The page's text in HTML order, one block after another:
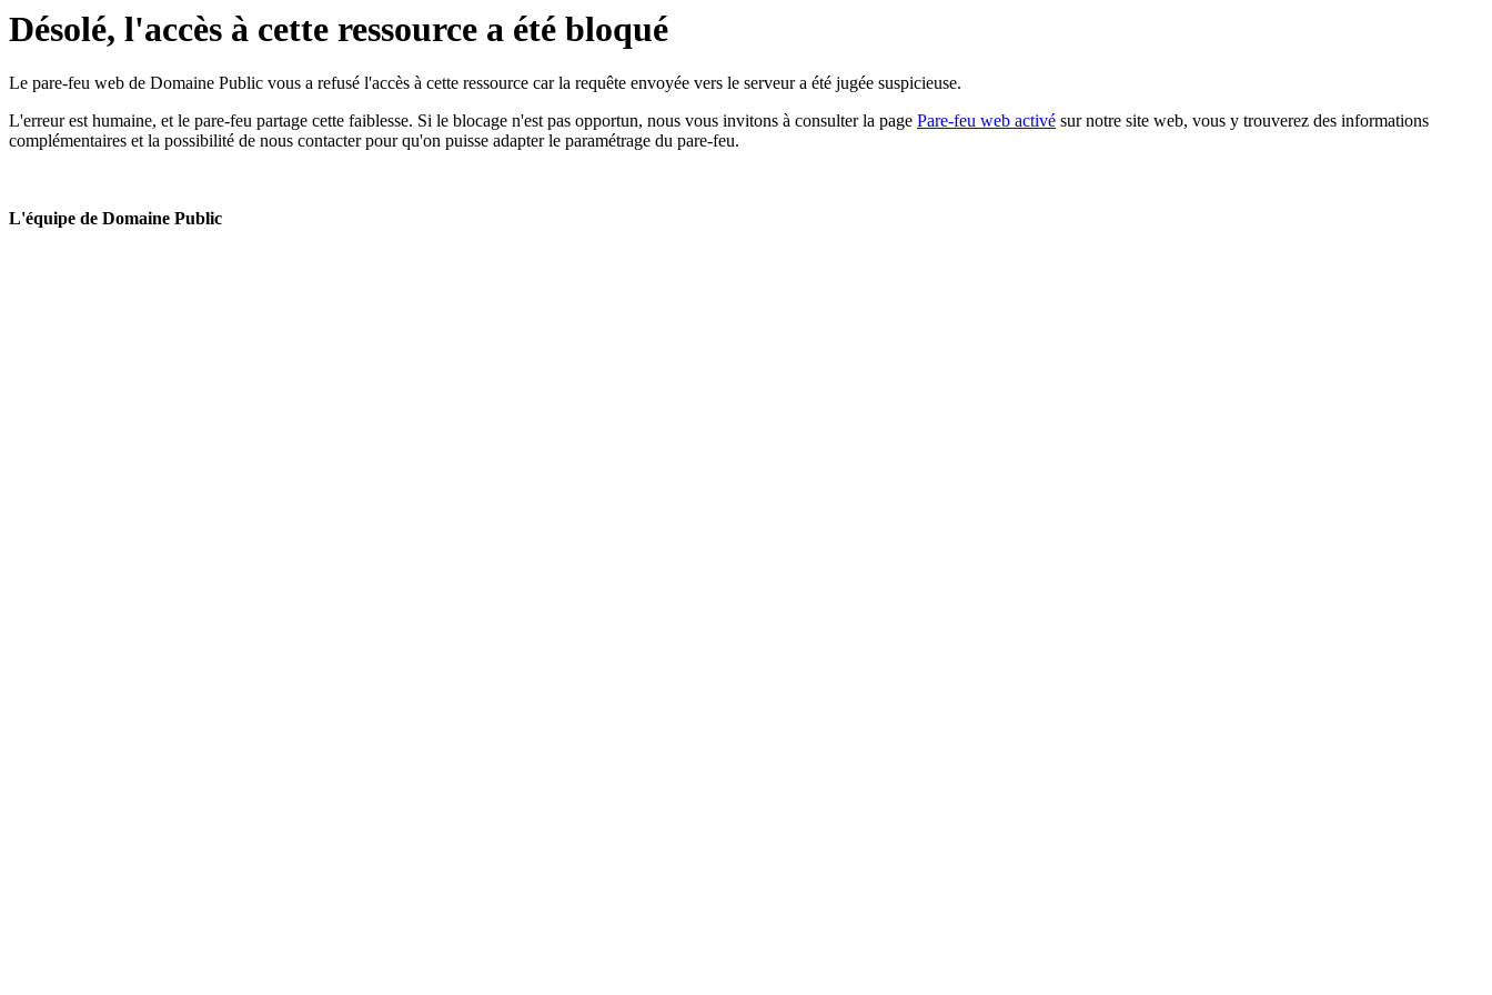
Désolé, l'accès à cette ressource a été bloqué
Le pare-feu web de Domaine Public vous a refusé l'accès à cette ressource car la requête envoyée vers le serveur a été jugée suspicieuse.
L'erreur est humaine, et le pare-feu partage cette faiblesse. Si le blocage n'est pas opportun, nous vous invitons à consulter la page Pare-feu web activé sur notre site web, vous y trouverez des informations
complémentaires et la possibilité de nous contacter pour qu'on puisse adapter le paramétrage du pare-feu.
L'équipe de Domaine Public